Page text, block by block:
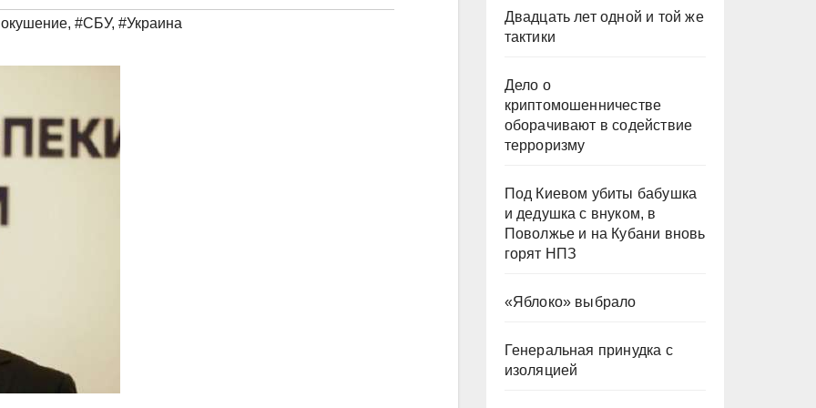
, #СБУ, #Украинa
Двадцать лет одной и той же
тактики
Дело о
криптомошенничестве
оборачивают в содействие
терроризму
Под Киевом убиты бабушка
и дедушка с внуком, в
Поволжье и на Кубани вновь
горят НПЗ
«Яблоко» выбрало
Генеральная принудка с
изоляцией